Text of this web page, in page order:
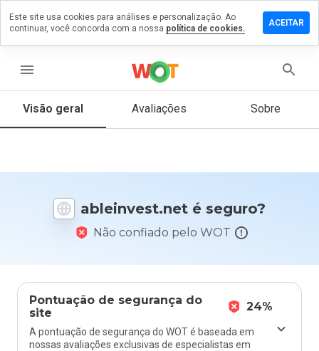
menu
Visão geral Avaliações Sobre
ableinvest.net é seguro?
Não confiado pelo WOT
Pontuação de segurança do
site
24%
A pontuação de segurança do WOT é baseada em
nossas avaliações exclusivas de especialistas em
um
que
Este site usa cookies para análises e personalização. Ao
continuar, você concorda com a nossa política de cookies.
ACEITAR